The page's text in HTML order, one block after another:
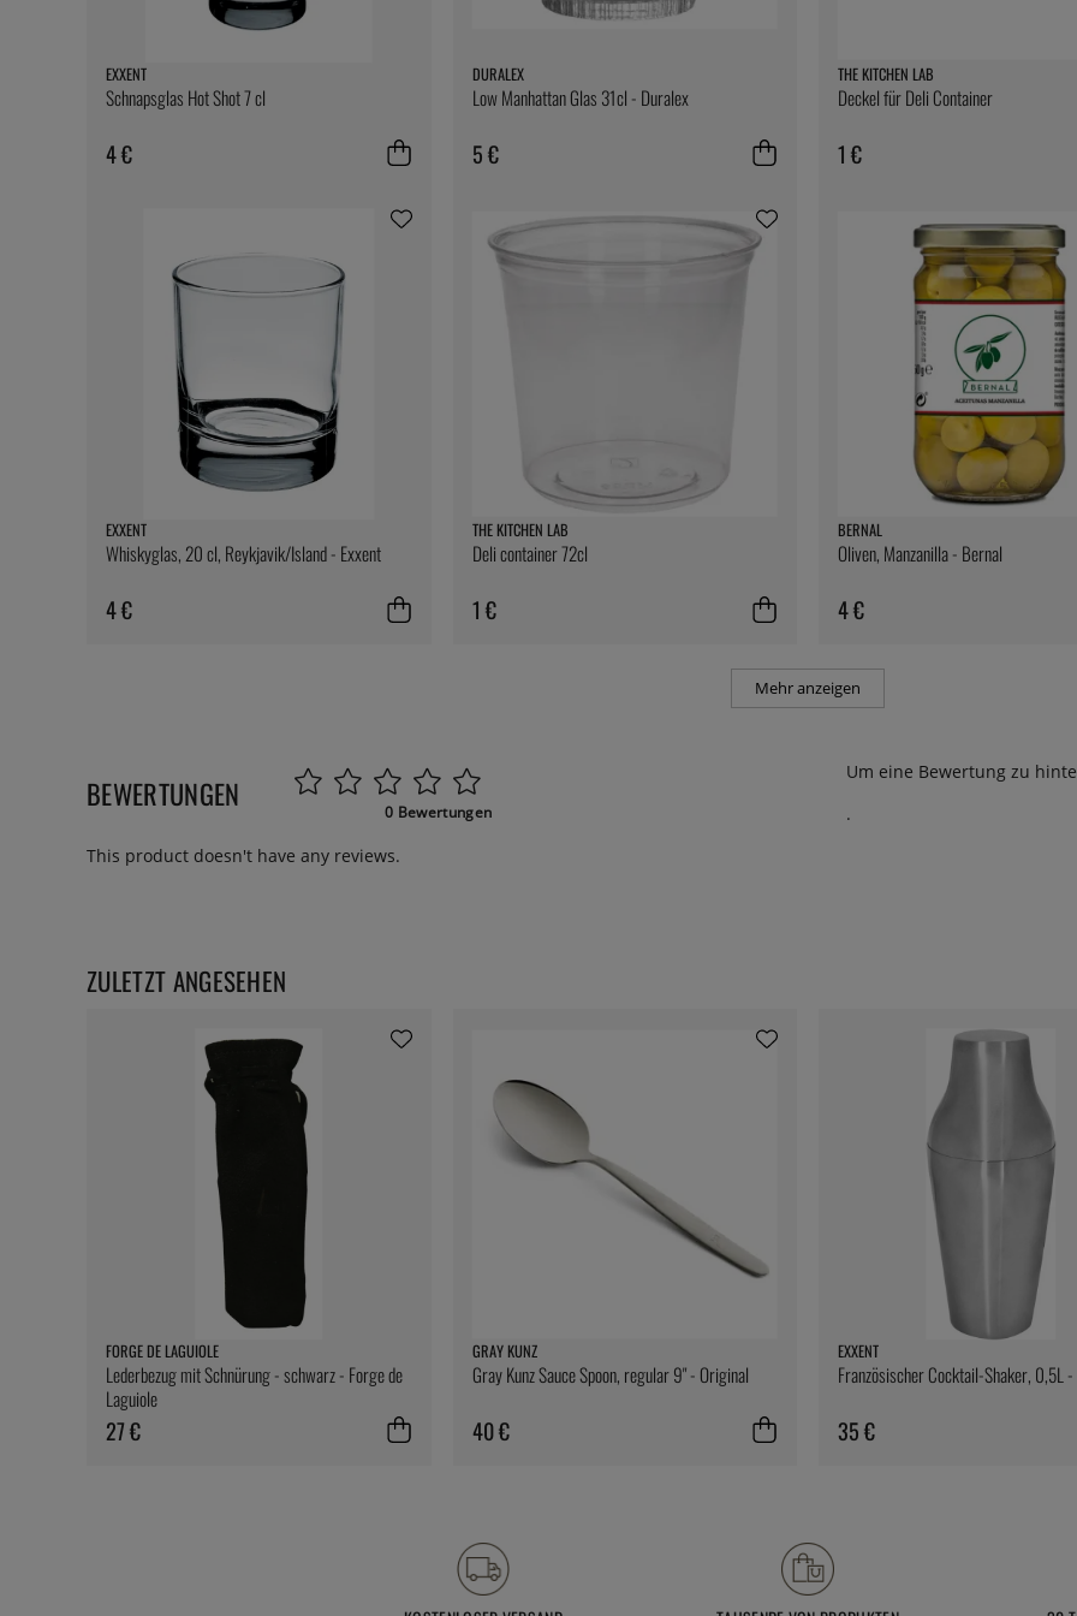
EXXENT
Schnapsglas Hot Shot 7 cl
4 €
DURALEX
Low Manhattan Glas 31cl - Duralex
5 €
THE KITCHEN LAB
Deckel für Deli Container
1 €
EXXENT
Whiskyglas, 20 cl, Reykjavik/Island - Exxent
4 €
THE KITCHEN LAB
Deli container 72cl
1 €
BERNAL
Oliven, Manzanilla - Bernal
4 €
Mehr anzeigen
BEWERTUNGEN 0 Bewertungen
Um eine Bewertung zu
.
This product doesn't have any reviews.
ZULETZT ANGESEHEN
FORGE DE LAGUIOLE
Lederbezug mit Schnürung - schwarz - Forge de
Laguiole
27 €
GRAY KUNZ
Gray Kunz Sauce Spoon, regular 9" - Original
40 €
EXXENT
Französischer Cocktail-Shaker, 0,5L -
35 €